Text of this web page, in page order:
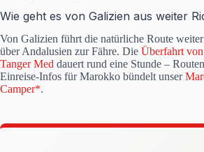
Wie geht es von Galizien aus weiter
Von Galizien führt die natürliche Route
über Andalusien zur Fähre. Die Überfahrt
Tanger Med dauert rund eine Stunde –
Einreise-Infos für Marokko bündelt unser
Camper*.